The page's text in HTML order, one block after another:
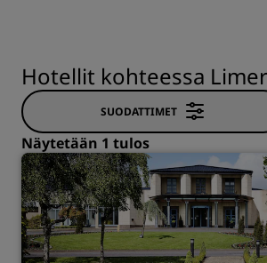
Hotellit kohteessa
SUODATTIMET
Näytetään 1 tulos